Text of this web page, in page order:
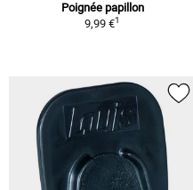
Poignée papillon
9,99 €1